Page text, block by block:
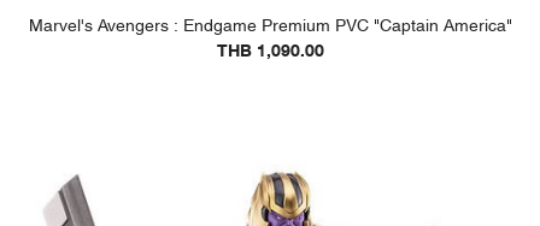
Marvel's Avengers : Endgame Premium PVC "Captain America"
THB 1,090.00